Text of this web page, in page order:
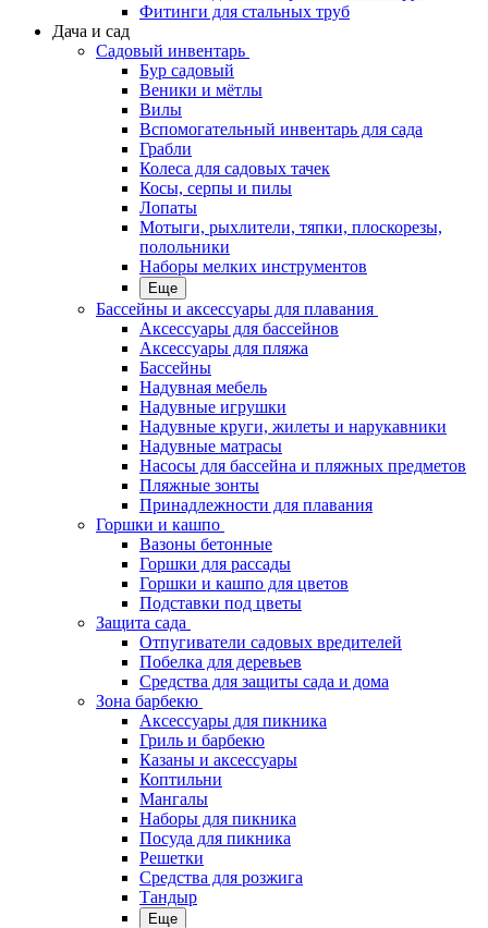
Фитинги для стальных труб
Дача и сад
Садовый инвентарь
Бур садовый
Веники и мётлы
Вилы
Вспомогательный инвентарь для сада
Грабли
Колеса для садовых тачек
Косы, серпы и пилы
Лопаты
Мотыги, рыхлители, тяпки, плоскорезы,
полольники
Наборы мелких инструментов
Еще
Бассейны и аксессуары для плавания
Аксессуары для бассейнов
Аксессуары для пляжа
Бассейны
Надувная мебель
Надувные игрушки
Надувные круги, жилеты и нарукавники
Надувные матрасы
Насосы для бассейна и пляжных предметов
Пляжные зонты
Принадлежности для плавания
Горшки и кашпо
Вазоны бетонные
Горшки для рассады
Горшки и кашпо для цветов
Подставки под цветы
Защита сада
Отпугиватели садовых вредителей
Побелка для деревьев
Средства для защиты сада и дома
Зона барбекю
Аксессуары для пикника
Гриль и барбекю
Казаны и аксессуары
Коптильни
Мангалы
Наборы для пикника
Посуда для пикника
Решетки
Средства для розжига
Тандыр
Еще